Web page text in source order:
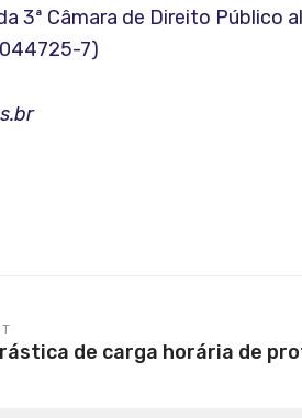
3ª Câmara de Direito Público
7)